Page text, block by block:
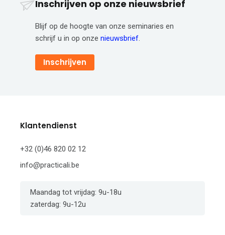
Inschrijven op onze nieuwsbrief
Blijf op de hoogte van onze seminaries en
schrijf u in op onze nieuwsbrief
Inschrijven
Klantendienst
+32 (0)46 820 02 12
info@practicali.be
Maandag tot vrijdag: 9u-18u
zaterdag: 9u-12u